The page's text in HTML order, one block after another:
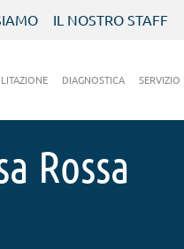
IL NOSTRO STAFF
DIAGNOSTICA SERVIZIO
Rossa